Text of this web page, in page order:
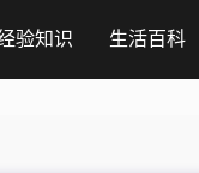
验知识 生活百科